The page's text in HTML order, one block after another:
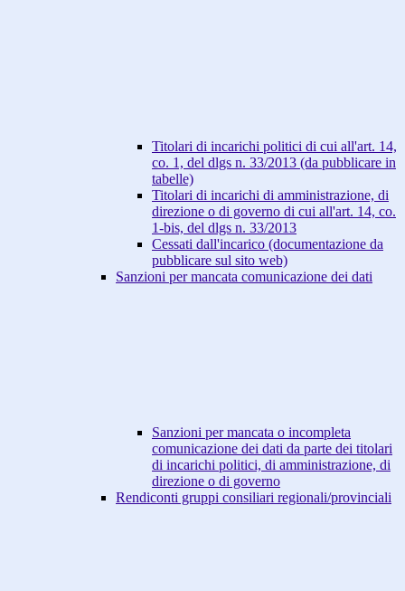
Titolari di incarichi politici di cui all'art. 14,
co. 1, del dlgs n. 33/2013 (da pubblicare in
tabelle)
Titolari di incarichi di amministrazione, di
direzione o di governo di cui all'art. 14, co.
1-bis, del dlgs n. 33/2013
Cessati dall'incarico (documentazione da
pubblicare sul sito web)
Sanzioni per mancata comunicazione dei dati
Sanzioni per mancata o incompleta
comunicazione dei dati da parte dei titolari
di incarichi politici, di amministrazione, di
direzione o di governo
Rendiconti gruppi consiliari regionali/provinciali